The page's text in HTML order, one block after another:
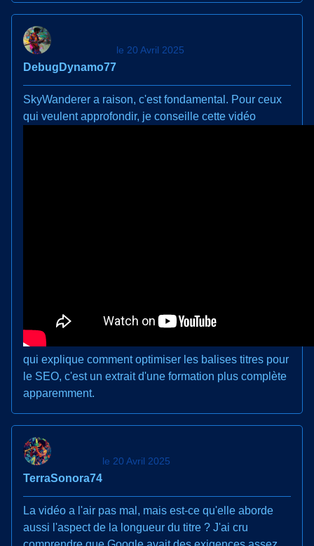
DebugDynamo77
le 20 Avril 2025
SkyWanderer a raison, c'est fondamental. Pour ceux
qui veulent approfondir, je conseille cette vidéo
qui explique comment optimiser les balises titres pour
le SEO, c'est un extrait d'une formation plus complète
apparemment.
TerraSonora74
le 20 Avril 2025
La vidéo a l'air pas mal, mais est-ce qu'elle aborde
aussi l'aspect de la longueur du titre ? J'ai cru